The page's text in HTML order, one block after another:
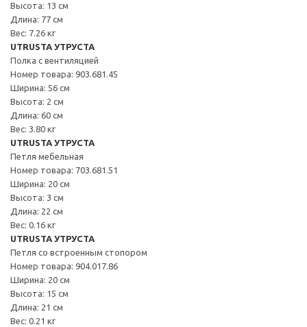
Высота: 13 см
Длина: 77 см
Вес: 7.26 кг
UTRUSTA УТРУСТА
Полка с вентиляцией
Номер товара: 903.681.45
Ширина: 56 см
Высота: 2 см
Длина: 60 см
Вес: 3.80 кг
UTRUSTA УТРУСТА
Петля мебельная
Номер товара: 703.681.51
Ширина: 20 см
Высота: 3 см
Длина: 22 см
Вес: 0.16 кг
UTRUSTA УТРУСТА
Петля со встроенным стопором
Номер товара: 904.017.86
Ширина: 20 см
Высота: 15 см
Длина: 21 см
Вес: 0.21 кг